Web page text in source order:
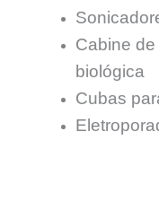
Cabine
biológica
Cubas